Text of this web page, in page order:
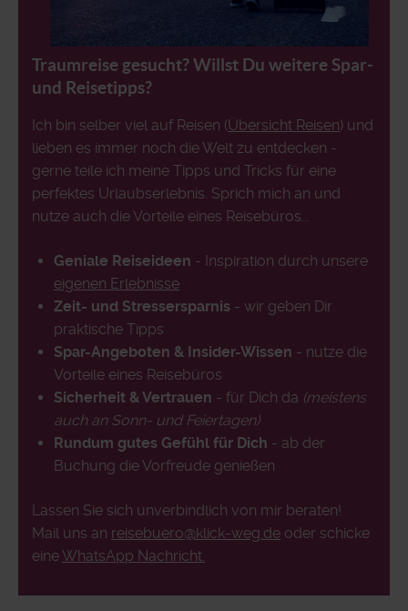
Traumreise gesucht? Willst Du weitere Spar-
und Reisetipps?
Ich bin selber viel auf Reisen (Übersicht Reisen) und
lieben es immer noch die Welt zu entdecken -
gerne teile ich meine Tipps und Tricks für eine
perfektes Urlaubserlebnis. Sprich mich an und
nutze auch die Vorteile eines Reisebüros...
Geniale Reiseideen - Inspiration durch unsere
eigenen Erlebnisse
Zeit- und Stressersparnis - wir geben Dir
praktische Tipps
Spar-Angeboten & Insider-Wissen - nutze die
Vorteile eines Reisebüros
Sicherheit & Vertrauen - für Dich da (meistens
auch an Sonn- und Feiertagen)
Rundum gutes Gefühl für Dich - ab der
Buchung die Vorfreude genießen
Lassen Sie sich unverbindlich von mir beraten!
Mail uns an reisebuero@klick-weg.de oder schicke
eineWhatsApp Nachricht.